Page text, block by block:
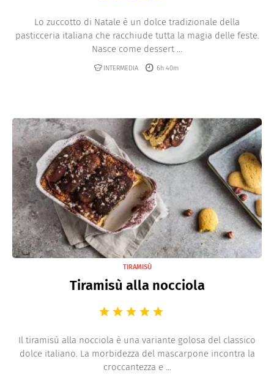
Lo zuccotto di Natale è un dolce tradizionale della
pasticceria italiana che racchiude tutta la magia delle feste.
Nasce come dessert ...
INTERMEDIA 6h 40m
TIRAMISÙ
Tiramisù alla nocciola
Il tiramisù alla nocciola è una variante golosa del classico
dolce italiano. La morbidezza del mascarpone incontra la
croccantezza e ...